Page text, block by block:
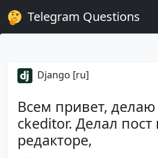
Telegram Questions
Django [ru]
Всем привет, делаю
ckeditor. Делал пост
редакторе,